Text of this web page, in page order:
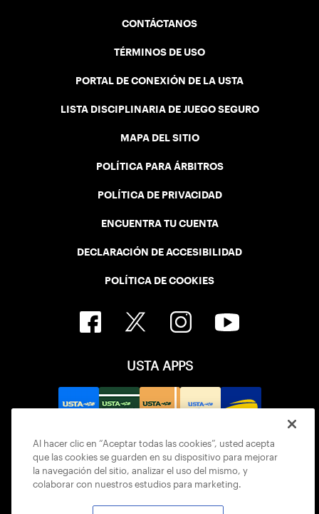
CONTÁCTANOS
TÉRMINOS DE USO
PORTAL DE CONEXIÓN DE LA USTA
LISTA DISCIPLINARIA DE JUEGO SEGURO
MAPA DEL SITIO
POLÍTICA PARA ÁRBITROS
POLÍTICA DE PRIVACIDAD
ENCUENTRA TU CUENTA
DECLARACIÓN DE ACCESIBILIDAD
POLÍTICA DE COOKIES
USTA APPS
Al hacer clic en “Aceptar todas las cookies”, usted acepta
que las cookies se guarden en su dispositivo para mejorar
la navegación del sitio, analizar el uso del mismo, y
colaborar con nuestros estudios para marketing.